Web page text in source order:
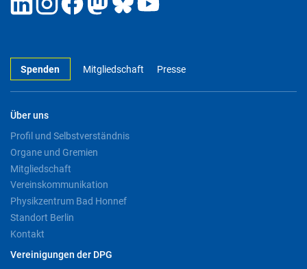
Spenden Mitgliedschaft Presse
Über uns
Profil und Selbstverständnis
Organe und Gremien
Mitgliedschaft
Vereinskommunikation
Physikzentrum Bad Honnef
Standort Berlin
Kontakt
Vereinigungen der DPG